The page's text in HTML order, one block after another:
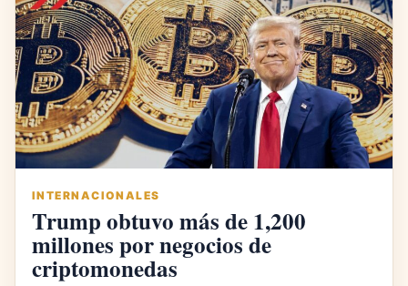
INTERNACIONALES
Trump obtuvo más de 1,200
millones por negocios de
criptomonedas